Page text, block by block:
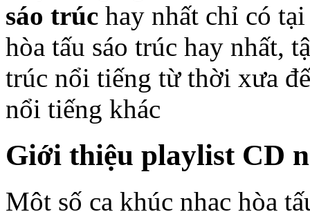
sáo trúc hay nhất chỉ có
hòa tấu sáo trúc hay nhất,
trúc nổi tiếng từ thời xưa
nổi tiếng khác
Giới thiệu playlist CD
Một số ca khúc nhạc hòa